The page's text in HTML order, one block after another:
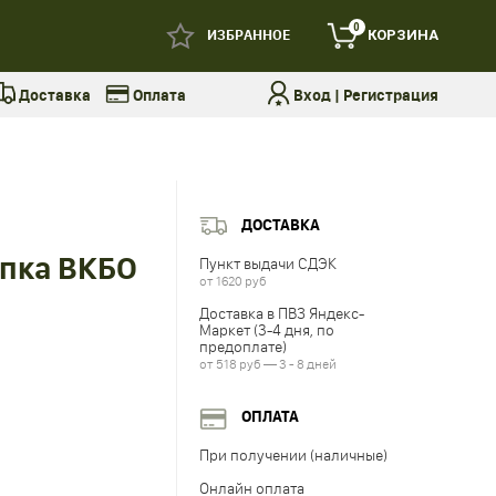
ИЗБРАННОЕ 0 КОРЗИНА
Доставка Оплата Вход| Регистрация
ВКБО
ДОСТАВКА
Пункт выдачи СДЭК
от 1620 руб
Доставка в ПВЗ Яндекс-
Маркет (3-4 дня, по
предоплате)
от 518 руб — 3 - 8 дней
ОПЛАТА
При получении (наличные)
Онлайн оплата